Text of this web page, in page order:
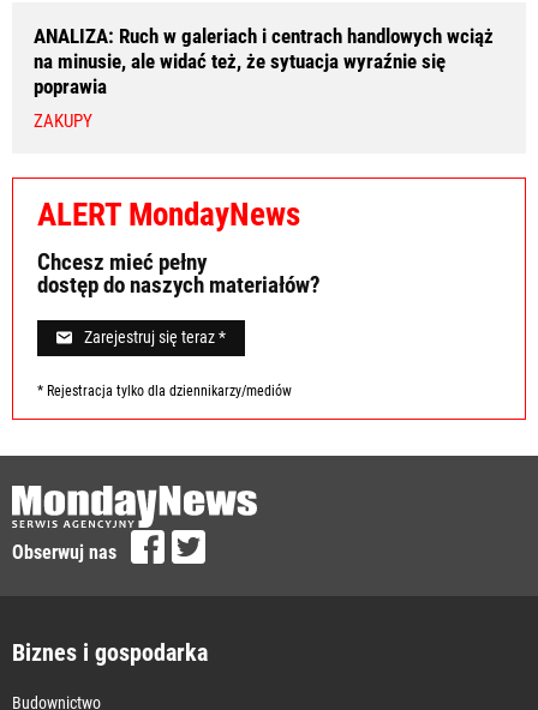
ANALIZA: Ruch w galeriach i centrach handlowych wciąż
na minusie, ale widać też, że sytuacja wyraźnie się
poprawia
ZAKUPY
ALERT MondayNews
Chcesz mieć pełny
dostęp do naszych materiałów?
Zarejestruj się teraz *
* Rejestracja tylko dla dziennikarzy/mediów
Obserwuj nas
Biznes i gospodarka
Budownictwo